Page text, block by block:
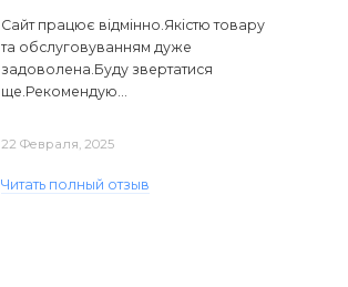
Сайт працює відмінно.Якістю товару
та обслуговуванням дуже
задоволена.Буду звертатися
ще.Рекомендую...
22 Февраля, 2025
Читать полный отзыв